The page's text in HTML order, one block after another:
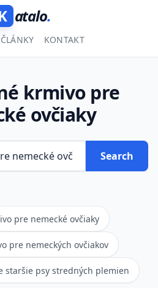
atalo.
ČLÁNKY KONTAKT
krmivo pre
ovčiaky
Search
pre nemecké ovčiaky
pre nemeckých ovčiakov
staršie psy stredných plemien